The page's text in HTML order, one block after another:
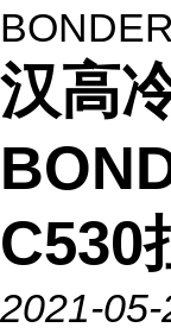
汉高
C530
2021-05-